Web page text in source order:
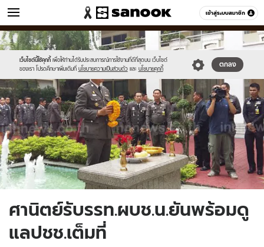
เข้าสู่ระบบสมาชิก
ข่าว หมวดอื่นๆ
เว็บไซต์นี้ใช้คุกกี้ เพื่อให้ท่านได้รับประสบการณ์การใช้งานที่ดีที่สุดบน เว็บไซต์
ของเรา โปรดศึกษาเพิ่มเติมที่ นโยบายความเป็นส่วนตัว และ นโยบายคุกกี้
ตกลง
Sanook
//s.isanook.com/sr/0/images/logo-
new-
sanook.png
600
60
//s.isanook.com/ns/0/ud/374/1874766/649493-
01.jpg
ศานิตย์รับรรท.ผบช.น.ยันพร้อมดู
แลปชช.เต็มที่